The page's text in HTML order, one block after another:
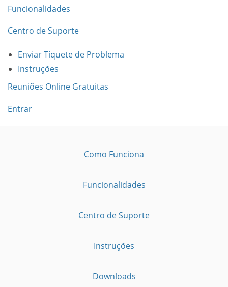
Funcionalidades
Centro de Suporte
Enviar Tíquete de Problema
Instruções
Reuniões Online Gratuitas
Entrar
Como Funciona
Funcionalidades
Centro de Suporte
Instruções
Downloads